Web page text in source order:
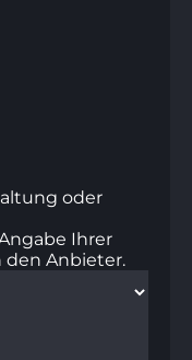
oder
Ihrer
Anbieter.